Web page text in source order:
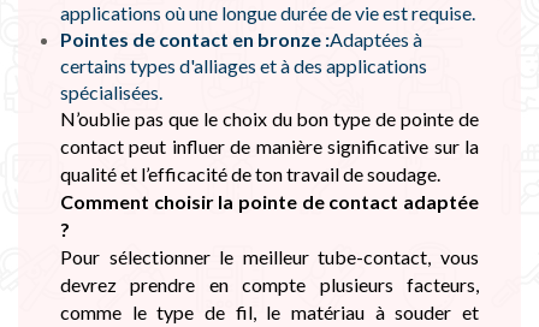
applications où une longue durée de vie est requise.
Pointes de contact en bronze :Adaptées à
certains types d'alliages et à des applications
spécialisées.
N’oublie pas que le choix du bon type de pointe de
contact peut influer de manière significative sur la
qualité et l’efficacité de ton travail de soudage.
Comment choisir la pointe de contact adaptée
?
Pour sélectionner le meilleur tube-contact, vous
devrez prendre en compte plusieurs facteurs,
comme le type de fil, le matériau à souder et